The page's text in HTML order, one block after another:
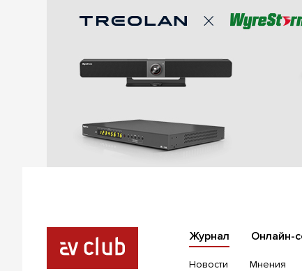
Журнал Онлайн-
Новости Мнения